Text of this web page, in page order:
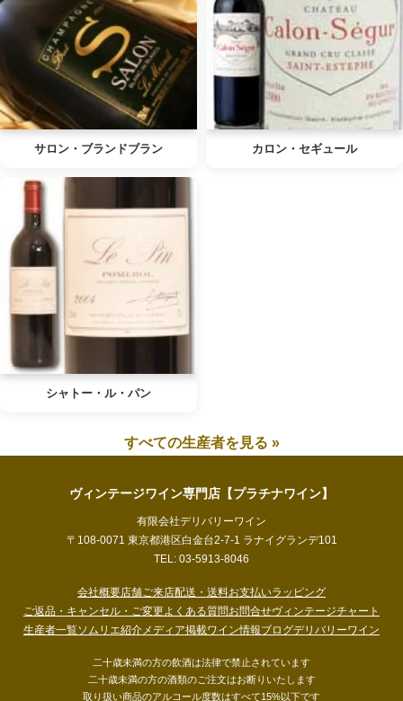
サロン・ブランドブラン カロン・セギュール
シャトー・ル・パン
すべての生産者を見る »
ヴィンテージワイン専門店【プラチナワイン】
有限会社デリバリーワイン
〒108-0071 東京都港区白金台2-7-1 ラナイグランデ101
TEL: 03-5913-8046
会社概要店舗ご来店配送・送料お支払いラッピング
ご返品・キャンセル・ご変更よくある質問お問合せヴィンテージチャート
生産者一覧ソムリエ紹介メディア掲載ワイン情報ブログデリバリーワイン
二十歳未満の方の飲酒は法律で禁止されています
二十歳未満の方の酒類のご注文はお断りいたします
取り扱い商品のアルコール度数はすべて15%以下です